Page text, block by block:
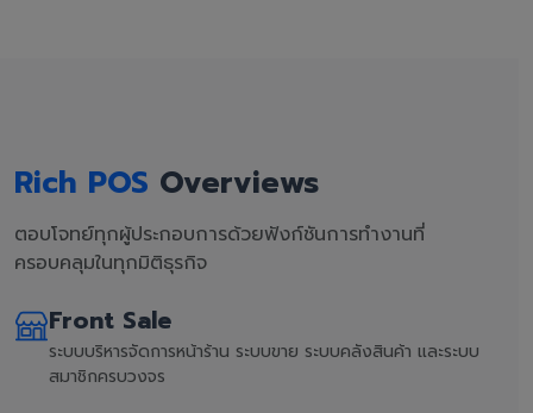
Rich POS Overviews
ตอบโจทย์ทุกผู้ประกอบการด้วยฟังก์ชันการทำงานที่
ครอบคลุมในทุกมิติธุรกิจ
Front Sale
ระบบบริหารจัดการหน้าร้าน ระบบขาย ระบบคลังสินค้า และระบบ
สมาชิกครบวงจร